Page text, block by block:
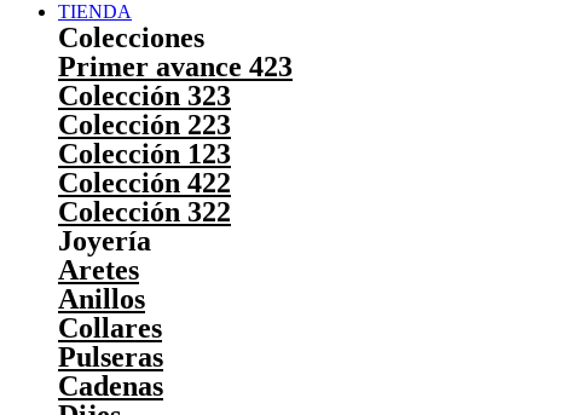
TIENDA
Colecciones
Primer avance 423
Colección 323
Colección 223
Colección 123
Colección 422
Colección 322
Joyería
Aretes
Anillos
Collares
Pulseras
Cadenas